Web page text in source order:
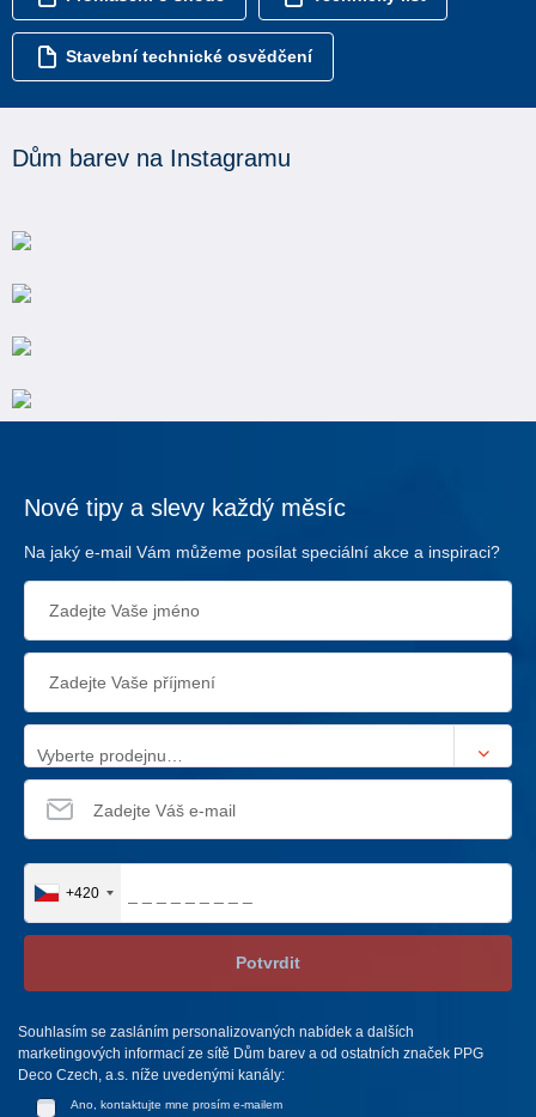
Stavební technické osvědčení
Dům barev na Instagramu
Nové tipy a slevy každý měsíc
Na jaký e-mail Vám můžeme posílat speciální akce a inspiraci?
Vyberte prodejnu…
+420
Potvrdit
Souhlasím se zasláním personalizovaných nabídek a dalších
marketingových informací ze sítě Dům barev a od ostatních značek PPG
Deco Czech, a.s. níže uvedenými kanály:
Ano, kontaktujte mne prosím e-mailem